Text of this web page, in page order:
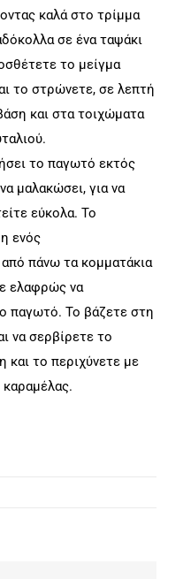
καλά στο τρίμμα
σε ένα ταψάκι
το μείγμα
το στρώνετε, σε λεπτή
και στα τοιχώματα
το παγωτό εκτός
μαλακώσει, για να
εύκολα. Το
ενός
πάνω τα κομματάκια
ελαφρώς να
παγωτό. Το βάζετε στη
να σερβίρετε το
και το περιχύνετε με
καραμέλας.